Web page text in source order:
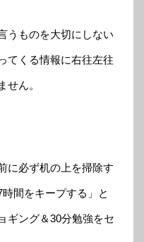
うものを大切にしない
てくる情報に右往左往
せん。
に必ず机の上を掃除す
間をキープする」と
ギング＆30分勉強をセ